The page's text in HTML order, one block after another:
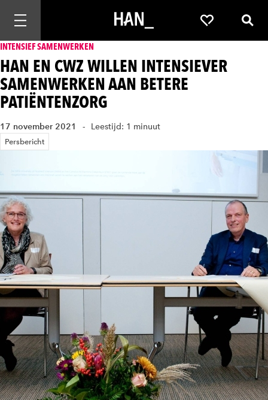
Mobiele navigatie openen Favorieten
INTENSIEF SAMENWERKEN
HAN EN CWZ WILLEN INTENSIEVER
SAMENWERKEN AAN BETERE
PATIËNTENZORG
17 november 2021 Leestijd: 1 minuut
Persbericht